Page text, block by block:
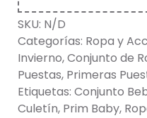
SKU: N/D
Categorías: Ropa y
Invierno,Conjunto de
Puestas, Primeras
Etiquetas: Conjunto
Culetín, Prim Baby,